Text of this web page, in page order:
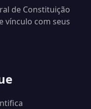
de Constituição
vínculo com seus